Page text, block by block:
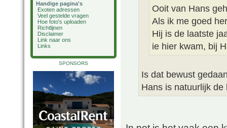
Handige pagina's
Exoten adressen
Veel gestelde vragen
Hoe foto's uploaden
Richtlijnen
Disclaimer
Link naar ons
Links
SPONSORS
Ooit van Hans
Als ik me goed
Hij is de laatste
ie hier kwam, bij
Is dat bewust
Hans is natuurlijk